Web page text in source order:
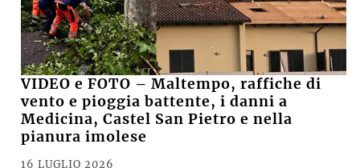
VIDEO e FOTO – Maltempo, raffiche di
vento e pioggia battente, i danni a
Medicina, Castel San Pietro e nella
pianura imolese
16 LUGLIO 2026